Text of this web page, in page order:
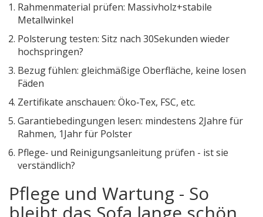
Rahmenmaterial prüfen: Massivholz+stabile
Metallwinkel
Polsterung testen: Sitz nach 30Sekunden wieder
hochspringen?
Bezug fühlen: gleichmäßige Oberfläche, keine losen
Fäden
Zertifikate anschauen: Öko‑Tex, FSC, etc.
Garantiebedingungen lesen: mindestens 2Jahre für
Rahmen, 1Jahr für Polster
Pflege‑ und Reinigungsanleitung prüfen - ist sie
verständlich?
Pflege und Wartung - So